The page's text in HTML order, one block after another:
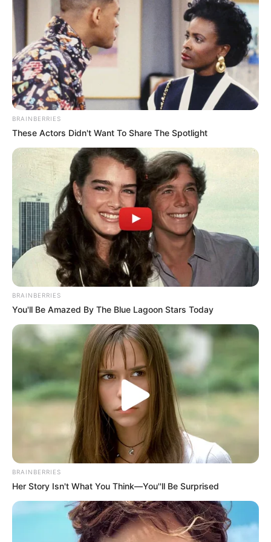
comofazeremcasa
Aprenda a fazer uma bela caixinha em feltro
agora.
BRAINBERRIES
These Actors Didn't Want To Share The Spotlight
BRAINBERRIES
You'll Be Amazed By The Blue Lagoon Stars Today
BRAINBERRIES
Her Story Isn't What You Think—You''ll Be Surprised